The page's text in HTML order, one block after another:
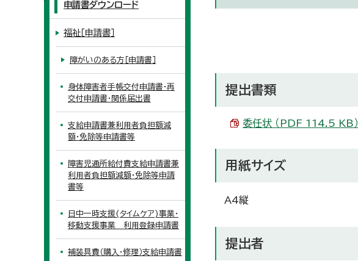
提出書類
委任状 （PDF 114.5 KB）
用紙サイズ
A4縦
提出者
申請書ダウンロード
福祉［申請書］
障がいのある方［申請書］
身体障害者手帳交付申請書・再
交付申請書・関係届出書
支給申請書兼利用者負担額減
額・免除等申請書等
障害児通所給付費支給申請書兼
利用者負担額減額・免除等申請
書等
日中一時支援(タイムケア)事業・
移動支援事業 利用登録申請書
補装具費（購入・修理）支給申請書